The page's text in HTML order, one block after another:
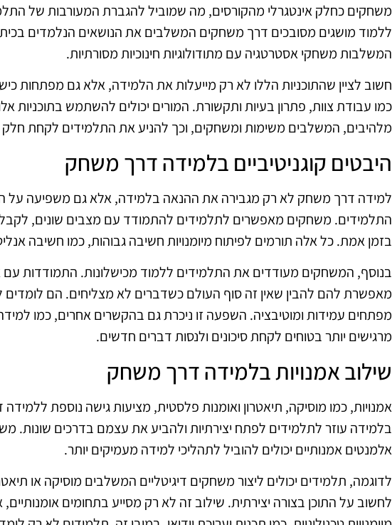
משחקים כחלק אינטגרלי מהקורסים, מה שמוביל להגברת המעורבות של
ללמוד מושגים מסובכים דרך משחקים המשלבים את הנושאים הנלמדים
המשלבות משחקי אסטרטגיה עם מתודולוגיות חינוכיות מסורתיות.
חשוב לציין שהתוכניות הללו לא רק מייעלות את הלמידה, אלא גם מפתחות
כמו עבודת צוות, פתרון בעיות ותקשורת. המורים יכולים להשתמש בתוכניות
מלהיבים, המשלבים משימות ומשחקים, וכך להניע את התלמידים לקחת
היבטים קוגניטיביים בלמידה דרך משחק
למידה דרך משחק לא רק מגבירה את ההנאה בלמידה, אלא גם משפיעה על
התלמידים. משחקים מאפשרים לתלמידים להתמודד עם מצבים שונים, לקבל
בזמן אמת. כל אלה תורמים לפיתוח מיומנויות חשיבה גבוהות, כמו חשיבה
בנוסף, המשחקים מעודדים את התלמידים ללמוד מכישלונות. התמודדות
מאפשרת להם להבין שאין זה סוף העולם כשדברים לא מצליחים. הם לומדים
מפתחים עמידות ומוטיבציה. השפעה זו ניכרת גם בהקשרים אחרים, כמו
מרגישים יותר בטוחים לקחת סיכונים ולנסות דברים חדשים.
שילוב אמנויות בלמידה דרך משחק
אמנויות, כמו מוסיקה, תיאטרון ואומנות פלסטית, מציעות גישה נוספת
בלמידה עוזר לתלמידים לפתח יצירתיות ולהביע את עצמם בדרכים שונות.
אלמנטים אמנותיים יכולים להוביל לתהליכי למידה מעמיקים יותר.
לדוגמה, תלמידים יכולים ליצור משחקים דיגיטליים המשלבים מוסיקה או
לחשוב על התוכן בצורה יצירתית. שילוב זה לא רק מסייע בתחומים